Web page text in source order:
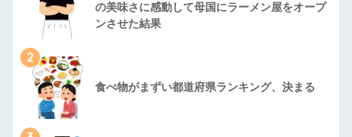
の美味さに感動して母国にラーメン屋をオープ
ンさせた結果
2
食べ物がまずい都道府県ランキング、決まる